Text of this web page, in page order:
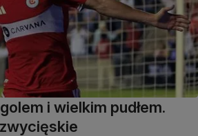
i wielkim pudłem.